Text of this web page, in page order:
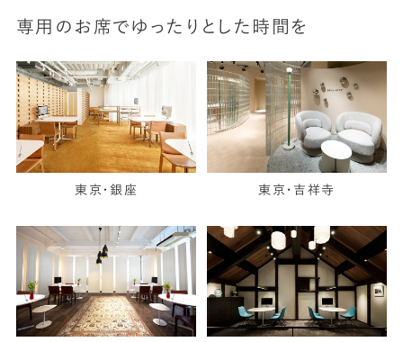
専用のお席でゆったりとした時間を
東京・銀座 東京・吉祥寺